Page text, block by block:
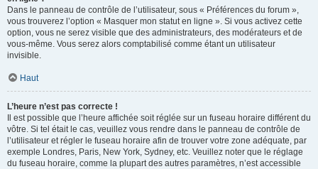
Dans le panneau de contrôle de l’utilisateur, sous « Préférences du forum »,
vous trouverez l’option « Masquer mon statut en ligne ». Si vous activez cette
option, vous ne serez visible que des administrateurs, des modérateurs et de
vous-même. Vous serez alors comptabilisé comme étant un utilisateur
invisible.
Haut
L’heure n’est pas correcte !
Il est possible que l’heure affichée soit réglée sur un fuseau horaire différent du
vôtre. Si tel était le cas, veuillez vous rendre dans le panneau de contrôle de
l’utilisateur et régler le fuseau horaire afin de trouver votre zone adéquate, par
exemple Londres, Paris, New York, Sydney, etc. Veuillez noter que le réglage
du fuseau horaire, comme la plupart des autres paramètres, n’est accessible